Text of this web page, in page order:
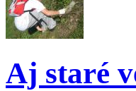
Aj staré